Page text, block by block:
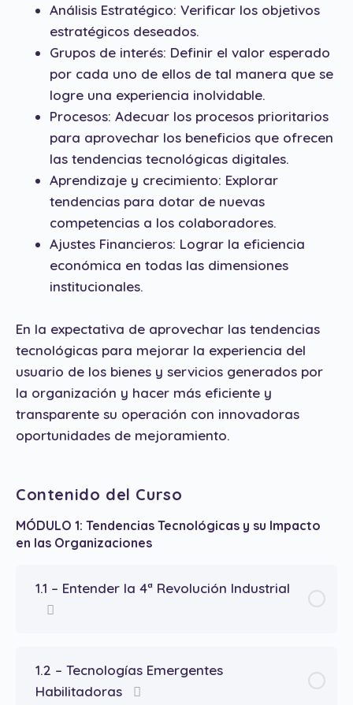
Análisis Estratégico: Verificar los objetivos
estratégicos deseados.
Grupos de interés: Definir el valor esperado
por cada uno de ellos de tal manera que se
logre una experiencia inolvidable.
Procesos: Adecuar los procesos prioritarios
para aprovechar los beneficios que ofrecen
las tendencias tecnológicas digitales.
Aprendizaje y crecimiento: Explorar
tendencias para dotar de nuevas
competencias a los colaboradores.
Ajustes Financieros: Lograr la eficiencia
económica en todas las dimensiones
institucionales.
En la expectativa de aprovechar las tendencias
tecnológicas para mejorar la experiencia del
usuario de los bienes y servicios generados por
la organización y hacer más eficiente y
transparente su operación con innovadoras
oportunidades de mejoramiento.
Contenido del Curso
MÓDULO 1: Tendencias Tecnológicas y su Impacto
en las Organizaciones
1.1 – Entender la 4ª Revolución Industrial
1.2 – Tecnologías Emergentes
Habilitadoras